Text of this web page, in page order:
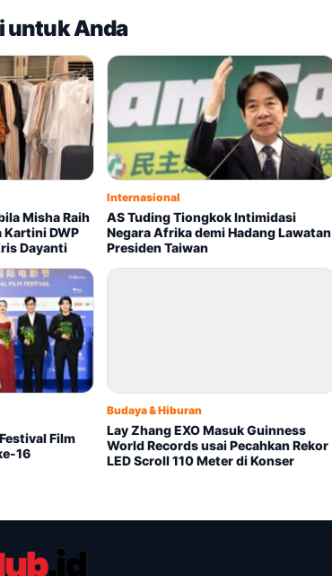
untuk Anda
Misha Raih
Kartini DWP
Dayanti
Internasional
AS Tuding Tiongkok Intimidasi
Negara Afrika demi Hadang Lawatan
Presiden Taiwan
Film
16
Budaya & Hiburan
Lay Zhang EXO Masuk Guinness
World Records usai Pecahkan Rekor
LED Scroll 110 Meter di Konser